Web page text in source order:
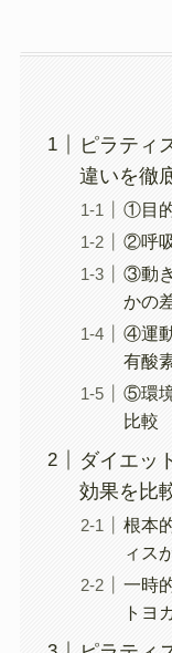
ピラティ
違いを徹
①目
②呼
③動
かの
④運
有酸
⑤環
比較
ダイエッ
効果を比
根本
ィス
一時
トヨ